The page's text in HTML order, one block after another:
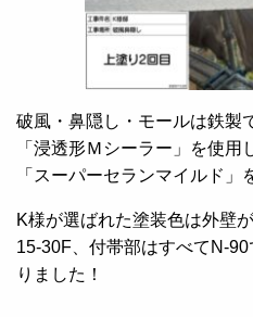
破風・鼻隠し・モールは鉄製
「浸透形Ｍシーラー」を使
「スーパーセランマイルド」
K様が選ばれた塗装色は外壁
15-30F、付帯部はすべてN-
りました！